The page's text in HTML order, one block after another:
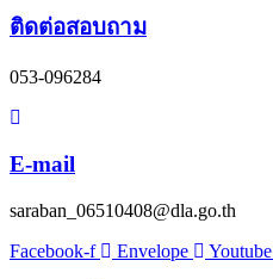
ติดต่อสอบถาม
053-096284
E-mail
saraban_06510408@dla.go.th
Facebook-f
Envelope Youtube